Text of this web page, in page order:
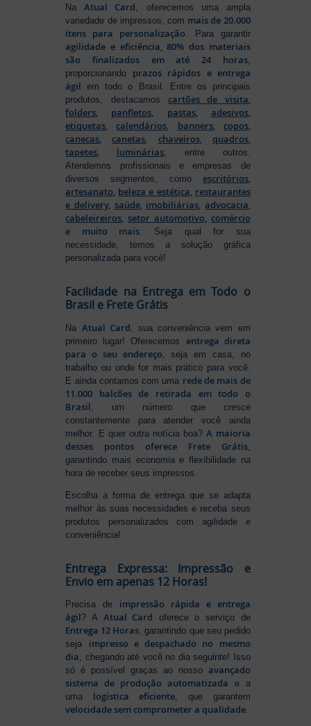
NaAtual Card, oferecemos uma ampla
variedade de impressos, com mais de 20.000
itens para personalização. Para garantir
agilidade e eficiência, 80% dos materiais
são finalizados em até 24 horas,
proporcionando prazos rápidos e entrega
ágil em todo o Brasil. Entre os principais
produtos, destacamos cartões de visita,
folders, panfletos, pastas, adesivos,
etiquetas,calendários, banners, copos,
canecas,canetas, chaveiros, quadros,
tapetes, luminárias, entre outros.
Atendemos profissionais e empresas de
diversos segmentos, como escritórios,
artesanato, beleza e estética, restaurantes
e delivery, saúde, imobiliárias, advocacia,
cabeleireiros, setor automotivo, comércio
e muito mais. Seja qual for sua
necessidade, temos a solução gráfica
personalizada para você!
Facilidade na Entrega em Todo o
Brasil e Frete Grátis
Na Atual Card , sua conveniência vem em
primeiro lugar! Oferecemos entrega direta
para o seu endereço , seja em casa, no
trabalho ou onde for mais prático para você.
E ainda contamos com uma rede de mais de
11.000 balcões de retirada em todo o
Brasil , um número que cresce
constantemente para atender você ainda
melhor. E quer outra notícia boa?A maioria
desses pontos oferece Frete Grátis,
garantindo mais economia e flexibilidade na
hora de receber seus impressos.
Escolha a forma de entrega que se adapta
melhor às suas necessidades e receba seus
produtos personalizados com agilidade e
conveniência!
Entrega Expressa: Impressão e
Envio em apenas 12 Horas!
Precisa de impressão rápida e entrega
ágil? A Atual Card oferece o serviço de
Entrega 12 Horas, garantindo que seu pedido
seja impresso e despachado no mesmo
dia, chegando até você no dia seguinte! Isso
só é possível graças ao nosso avançado
sistema de produção automatizada e a
uma logística eficiente, que garantem
velocidade sem comprometer a qualidade.